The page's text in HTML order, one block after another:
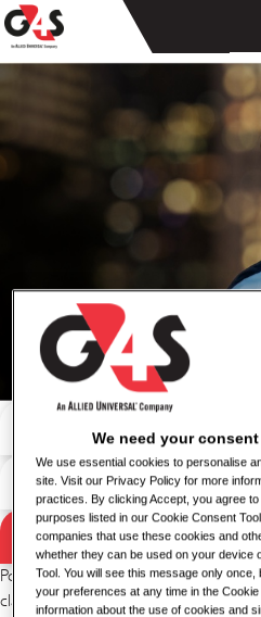
Resultados
Buscar por palabra clave
Buscar por ubicación
Por favor, intenta con una
clave/ubicación o amplía tus criterios
We need your
We use essential cookies to personalise
site. Visit our Privacy Policy for more
practices. By clicking Accept, you agree
purposes listed in our Cookie Consent
companies that use these cookies and
whether they can be used on your device
Tool. You will see this message only
your preferences at any time in the
information about the use of cookies and